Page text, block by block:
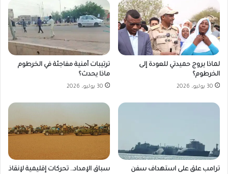
لماذا يروج حميدتي للعودة إلى
الخرطوم؟
30 يوليو، 2026
ترتيبات أمنية مفاجئة في الخرطوم
ماذا يحدث؟
30 يوليو، 2026
ترامب علق على استهداف سفن
سباق الإمداد.. تحركات إقليمية لإنقاذ